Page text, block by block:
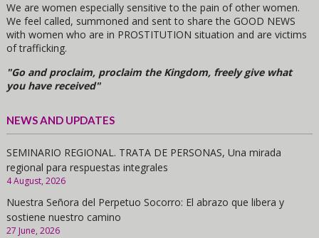
We are women especially sensitive to the pain of other women.
We feel called, summoned and sent to share the GOOD NEWS
with women who are in PROSTITUTION situation and are victims
of trafficking.
"Go and proclaim, proclaim the Kingdom, freely give what
you have received"
NEWS AND UPDATES
SEMINARIO REGIONAL. TRATA DE PERSONAS, Una mirada
regional para respuestas integrales
4 August, 2026
Nuestra Señora del Perpetuo Socorro: El abrazo que libera y
sostiene nuestro camino
27 June, 2026